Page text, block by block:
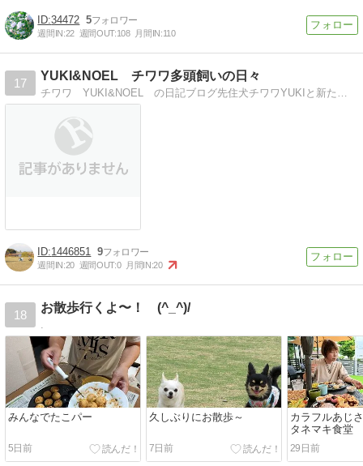
34472 5
週間IN:22 週間OUT:108 月間IN:110
17
YUKI&NOEL チワワ多頭飼いの日々
1446851 9
週間IN:20 週間OUT:0 月間IN:20
18
お散歩行くよ〜！ (^_^)/
みんなでたこパー
5日前
久しぶりにお散歩～
7日前
カラフルあじ
タネマキ食堂
29日前